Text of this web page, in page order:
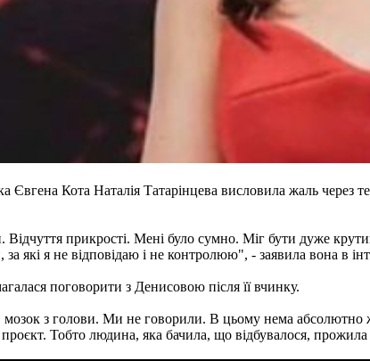
Євгена Кота Наталія Татарінцева висловила жаль
Відчуття прикрості. Мені було сумно. Міг бути дуже
за які я не відповідаю і не контролюю", - заявила вона в
поговорити з Денисовою після її вчинку.
з голови. Ми не говорили. В цьому нема абсолютно
Тобто людина, яка бачила, що відбувалося,